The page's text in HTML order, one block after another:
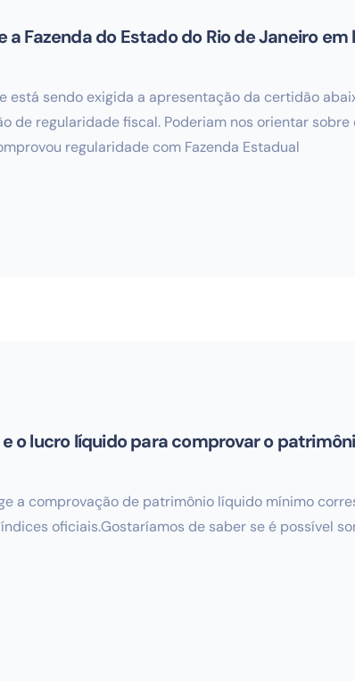
Fazenda do Estado do Rio de Janeiro
sendo exigida a apresentação da certidão
de regularidade fiscal. Poderiam nos orientar
regularidade com Fazenda Estadual
o lucro líquido para comprovar o
a comprovação de patrimônio líquido mínimo
oficiais.Gostaríamos de saber se é possível